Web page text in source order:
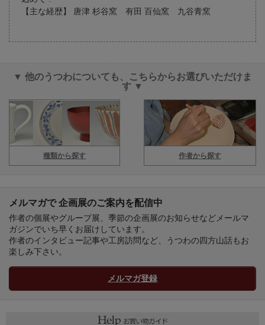
【主な経歴】 唐津 杉谷窯 有田 百仙窯 九谷青窯
▼ 他のうつわについても、こちらからお選びいただけま
す ▼
種類から探す 作者から探す
メルマガで 企画展のご案内を配信中
作者の個展やグループ展、季節の企画展のお知らせなどメールマ
ガジンでいち早くお届けしています。
作者のインタビュー記事や工房訪問など、うつわの四方山話もお
楽しみ下さい。
メルマガ登録